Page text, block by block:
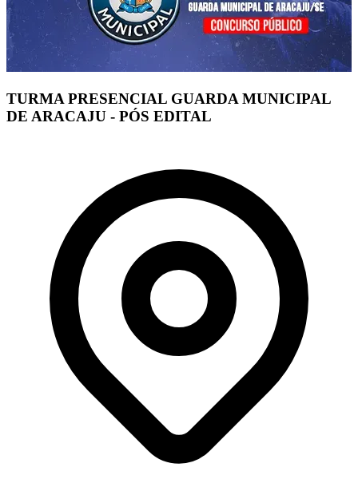
TURMA PRESENCIAL GUARDA MUNICIPAL
DE ARACAJU - PÓS EDITAL